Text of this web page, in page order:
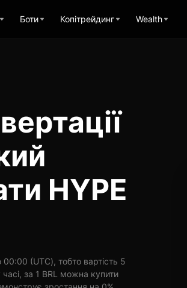
Боти Копітрейдинг Wealth
HYPE
(UTC), тобто вартість 5
за 1 BRL можна купити